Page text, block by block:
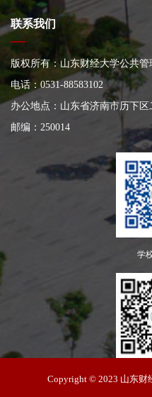
联系我们
版权所有：山东财经大学公共管
电话：0531-88583102
办公地点：山东省济南市历下区
邮编：250014
学
学
Copyright © 2023 山东财